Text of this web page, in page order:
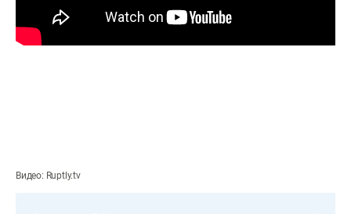
Видео: Ruptly.tv